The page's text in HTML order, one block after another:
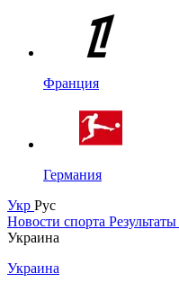
Франция
Германия
Укр Рус
Новости спорта Результаты
Украина
Украина